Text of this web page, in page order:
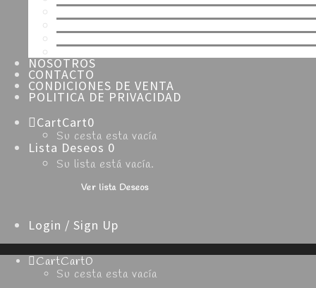
TARTAS
MERENGUE
CHOCOLATE
DULCES
NOSOTROS
CONTACTO
CONDICIONES DE VENTA
POLITICA DE PRIVACIDAD
CartCart0
Su cesta esta vacía
Lista Deseos 0
Su lista está vacía.
Ver lista Deseos
Login / Sign Up
CartCart0
Su cesta esta vacía